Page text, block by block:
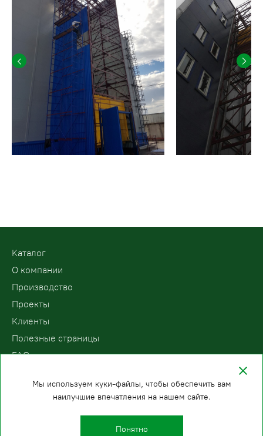
Kаталог
О компании
Производство
Проекты
Клиенты
Полезные страницы
FAQ
8 (800) 200-78-15
Мы используем куки-файлы, чтобы обеспечить вам
наилучшие впечатления на нашем сайте.
Понятно